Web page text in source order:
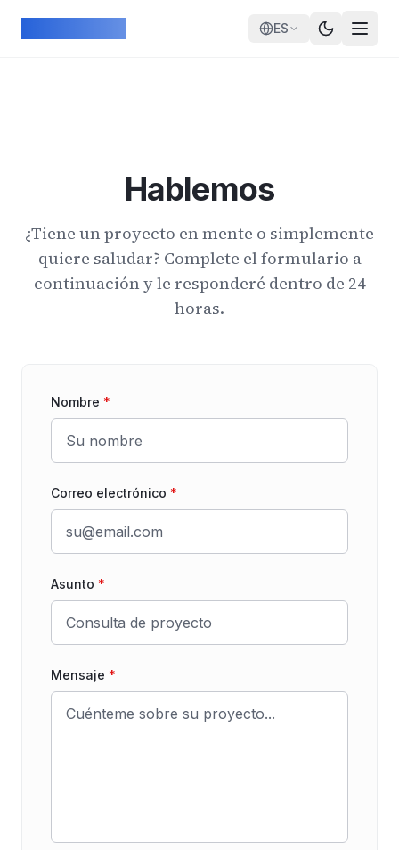
ES
Hablemos
¿Tiene un proyecto en mente o simplemente
quiere saludar? Complete el formulario a
continuación y le responderé dentro de 24
horas.
Nombre *
Correo electrónico *
Asunto *
Mensaje *